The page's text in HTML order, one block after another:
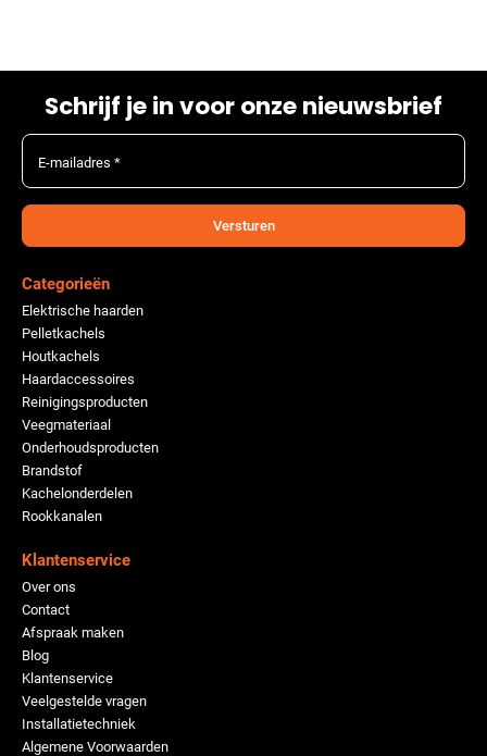
Schrijf je in voor onze nieuwsbrief
E-mailadres *
Versturen
Categorieën
Elektrische haarden
Pelletkachels
Houtkachels
Haardaccessoires
Reinigingsproducten
Veegmateriaal
Onderhoudsproducten
Brandstof
Kachelonderdelen
Rookkanalen
Klantenservice
Over ons
Contact
Afspraak maken
Blog
Klantenservice
Veelgestelde vragen
Installatietechniek
Algemene Voorwaarden